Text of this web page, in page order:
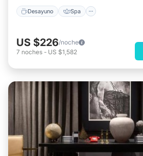
Desayuno Spa
US $226/noche
7 noches - US $1,582